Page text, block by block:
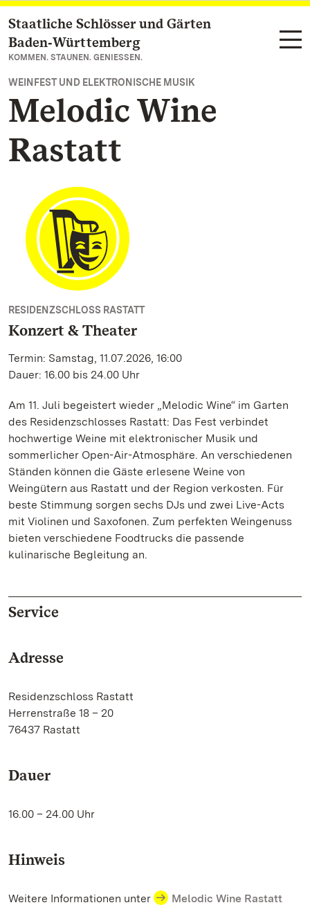
Zum Hauptinhalt springen
Staatliche Schlösser und Gärten
Baden‑Württemberg
KOMMEN. STAUNEN. GENIESSEN.
WEINFEST UND ELEKTRONISCHE MUSIK
Melodic Wine
Rastatt
RESIDENZSCHLOSS RASTATT
Konzert & Theater
Termin: Samstag, 11.07.2026, 16:00
Dauer: 16.00 bis 24.00 Uhr
Am 11. Juli begeistert wieder „Melodic Wine“ im Garten
des Residenzschlosses Rastatt: Das Fest verbindet
hochwertige Weine mit elektronischer Musik und
sommerlicher Open-Air-Atmosphäre. An verschiedenen
Ständen können die Gäste erlesene Weine von
Weingütern aus Rastatt und der Region verkosten. Für
beste Stimmung sorgen sechs DJs und zwei Live-Acts
mit Violinen und Saxofonen. Zum perfekten Weingenuss
bieten verschiedene Foodtrucks die passende
kulinarische Begleitung an.
Service
Adresse
Residenzschloss Rastatt
Herrenstraße 18 – 20
76437 Rastatt
Dauer
16.00 – 24.00 Uhr
Hinweis
Weitere Informationen unter Melodic Wine Rastatt